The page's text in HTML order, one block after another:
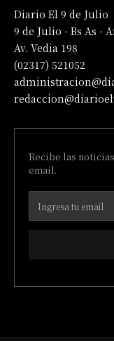
Diario El 9 de Julio
9 de Julio - Bs As -
Av. Vedia 198
(02317) 521052
Recibe las
email.